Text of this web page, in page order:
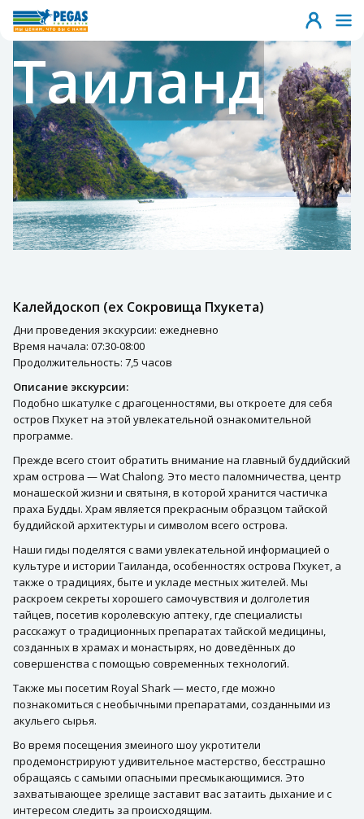
Таиланд
Калейдоскоп (ex Сокровища Пхукета)
Дни проведения экскурсии: ежедневно
Время начала: 07:30-08:00
Продолжительность: 7,5 часов
Описание экскурсии:
Подобно шкатулке с драгоценностями, вы откроете для себя
остров Пхукет на этой увлекательной ознакомительной
программе.
Прежде всего стоит обратить внимание на главный буддийский
храм острова — Wat Chalong. Это место паломничества, центр
монашеской жизни и святыня, в которой хранится частичка
праха Будды. Храм является прекрасным образцом тайской
буддийской архитектуры и символом всего острова.
Наши гиды поделятся с вами увлекательной информацией о
культуре и истории Таиланда, особенностях острова Пхукет, а
также о традициях, быте и укладе местных жителей. Мы
раскроем секреты хорошего самочувствия и долголетия
тайцев, посетив королевскую аптеку, где специалисты
расскажут о традиционных препаратах тайской медицины,
созданных в храмах и монастырях, но доведённых до
совершенства с помощью современных технологий.
Также мы посетим Royal Shark — место, где можно
познакомиться с необычными препаратами, созданными из
акульего сырья.
Во время посещения змеиного шоу укротители
продемонстрируют удивительное мастерство, бесстрашно
обращаясь с самыми опасными пресмыкающимися. Это
захватывающее зрелище заставит вас затаить дыхание и с
интересом следить за происходящим.